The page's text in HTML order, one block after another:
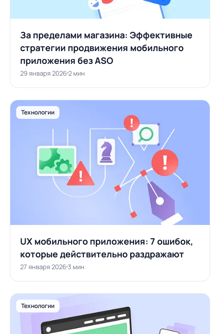
За пределами магазина: Эффективные
стратегии продвижения мобильного
приложения без ASO
29 января 20262 мин
Технологии
UX мобильного приложения: 7 ошибок,
которые действительно раздражают
27 января 20263 мин
Технологии